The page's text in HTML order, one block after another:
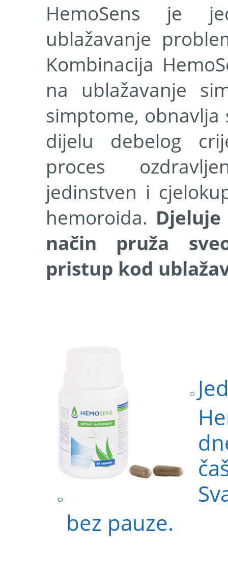
HemoSens je
ublažavanje
Kombinacija
na ublažavanje
simptome,
dijelu debelog
proces
jedinstven i
hemoroida.
način pruža
pristup kod
bez pauze.